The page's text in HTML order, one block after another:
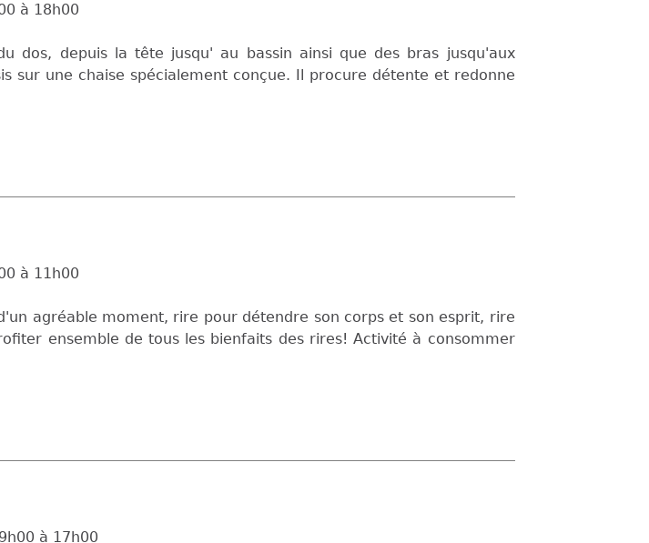
à 18h00
dos, depuis la tête jusqu' au bassin ainsi que des bras jusqu'aux
sur une chaise spécialement conçue. Il procure détente et redonne
à 11h00
agréable moment, rire pour détendre son corps et son esprit, rire
ensemble de tous les bienfaits des rires! Activité à consommer
à 17h00